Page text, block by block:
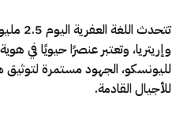
تتحدث
وإريتريا، وتعتبر عنصرًا حيويًا في
لليونسكو، الجهود مستمرة لتوثيق
للأجيال القادمة.